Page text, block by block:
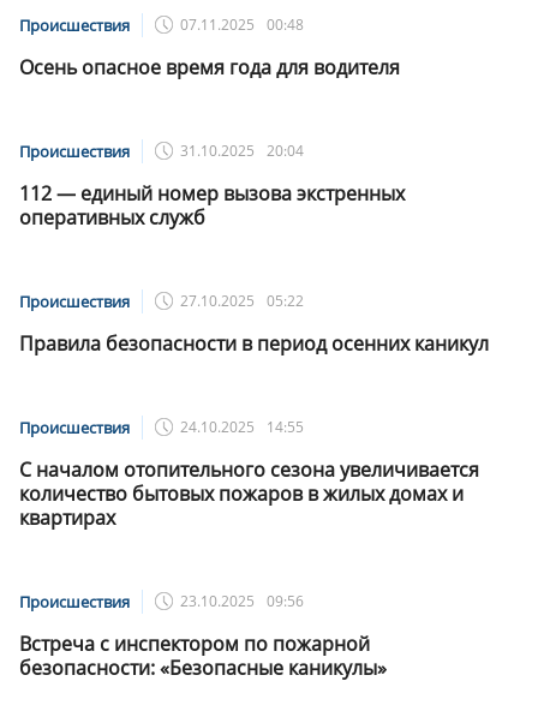
Происшествия 07.11.2025 00:48
Осень опасное время года для водителя
Происшествия 31.10.2025 20:04
112 — единый номер вызова экстренных
оперативных служб
Происшествия 27.10.2025 05:22
Правила безопасности в период осенних каникул
Происшествия 24.10.2025 14:55
С началом отопительного сезона увеличивается
количество бытовых пожаров в жилых домах и
квартирах
Происшествия 23.10.2025 09:56
Встреча с инспектором по пожарной
безопасности: «Безопасные каникулы»